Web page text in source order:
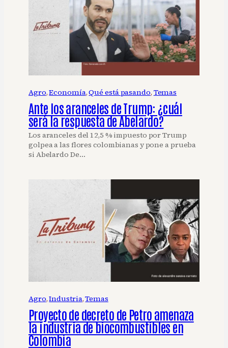
Agro, Economía, Qué está pasando, Temas
Ante los aranceles de Trump: ¿cuál
será la respuesta de Abelardo?
Los aranceles del 12,5 % impuesto por Trump
golpea a las flores colombianas y pone a prueba
si Abelardo De…
Agro, Industria, Temas
Proyecto de decreto de Petro amenaza
la industria de biocombustibles en
Colombia